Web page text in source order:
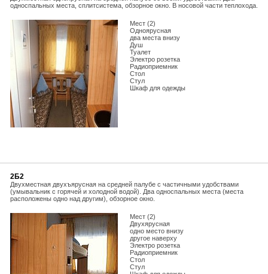
односпальных места, сплитсистема, обзорное окно. В носовой части теплохода.
Мест (2)
Одноярусная
два места внизу
Душ
Туалет
Электро розетка
Радиоприемник
Стол
Стул
Шкаф для одежды
2Б2
Двухместная двухъярусная на средней палубе с частичными удобствами
(умывальник с горячей и холодной водой). Два односпальных места (места
расположены одно над другим), обзорное окно.
Мест (2)
Двухярусная
одно место внизу
другое наверху
Электро розетка
Радиоприемник
Стол
Стул